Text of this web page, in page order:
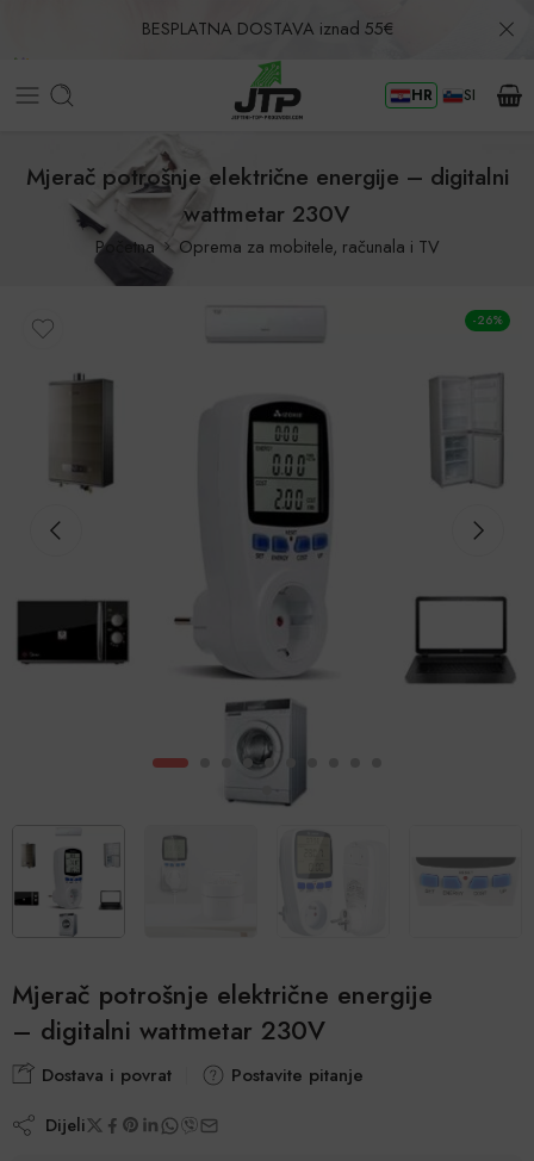
BESPLATNA DOSTAVA iznad 55€
Povrat u roku od 30 dana! HR SI
Mjerač potrošnje električne energije – digitalni
wattmetar 230V
Početna Oprema za mobitele, računala i TV
-26%
Mjerač potrošnje električne energije
– digitalni wattmetar 230V
Dostava i povrat Postavite pitanje
Dijeli